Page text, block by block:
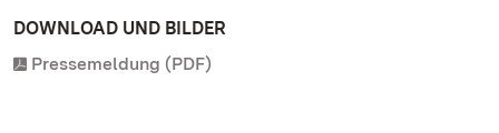
DOWNLOAD UND BILDER
Pressemeldung (PDF)